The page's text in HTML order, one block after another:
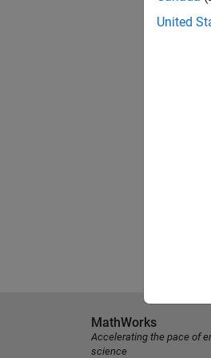
United
MathWorks
Accelerating the pace of
science